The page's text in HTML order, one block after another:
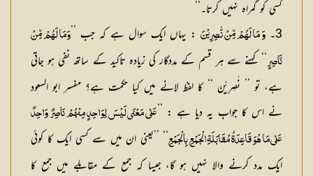
کسی کو گمراہ نہیں کرتا۔‘‘
3۔
وَ مَا لَهُمْ مِّنْ نّٰصِرِيْنَ : یہاں ایک سوال ہے کہ جب ’’ وَمَا لَهُمْ مِّنْ
نَّاصِرٍ
‘‘ کہنے سے ہر قسم کے مددگار کی زیادہ تاکید کے ساتھ نفی ہو جاتی
ہے، تو ’’ نٰصِرِيْنَ ‘‘ کا لفظ لانے میں کیا حکمت ہے؟ مفسر ابو السعود
نے اس کا جواب یہ دیا ہے : ’’
عَلٰي مَعْنَي لَيْسَ لِوَاحِدٍ مِنْهُمْ نَاصِرٌ وَاحِدٌ
عَلٰي مَا هُوَ قَاعِدَةُ مُقَابَلَةِ الْجَمْعِ بِالْجَمْعِ
‘‘ ’’یعنی ان میں سے کسی ایک کا کوئی
ایک مدد کرنے والا نہیں ہو گا، جیسا کہ جمع کے مقابلے میں جمع کا